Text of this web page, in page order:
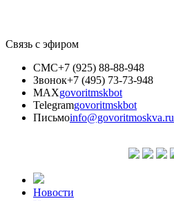
Связь с эфиром
СМС+7 (925) 88-88-948
Звонок+7 (495) 73-73-948
MAXgovoritmskbot
Telegramgovoritmskbot
Письмоinfo@govoritmoskva.ru
Новости